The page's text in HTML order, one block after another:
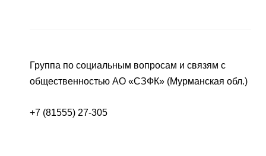
Группа по социальным вопросам и связям с
общественностью АО «СЗФК» (Мурманская обл.)
+7 (81555) 27-305